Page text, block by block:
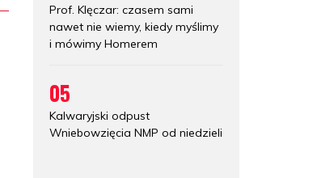
Prof. Klęczar: czasem sami
nawet nie wiemy, kiedy myślimy
i mówimy Homerem
05
Kalwaryjski odpust
Wniebowzięcia NMP od niedzieli